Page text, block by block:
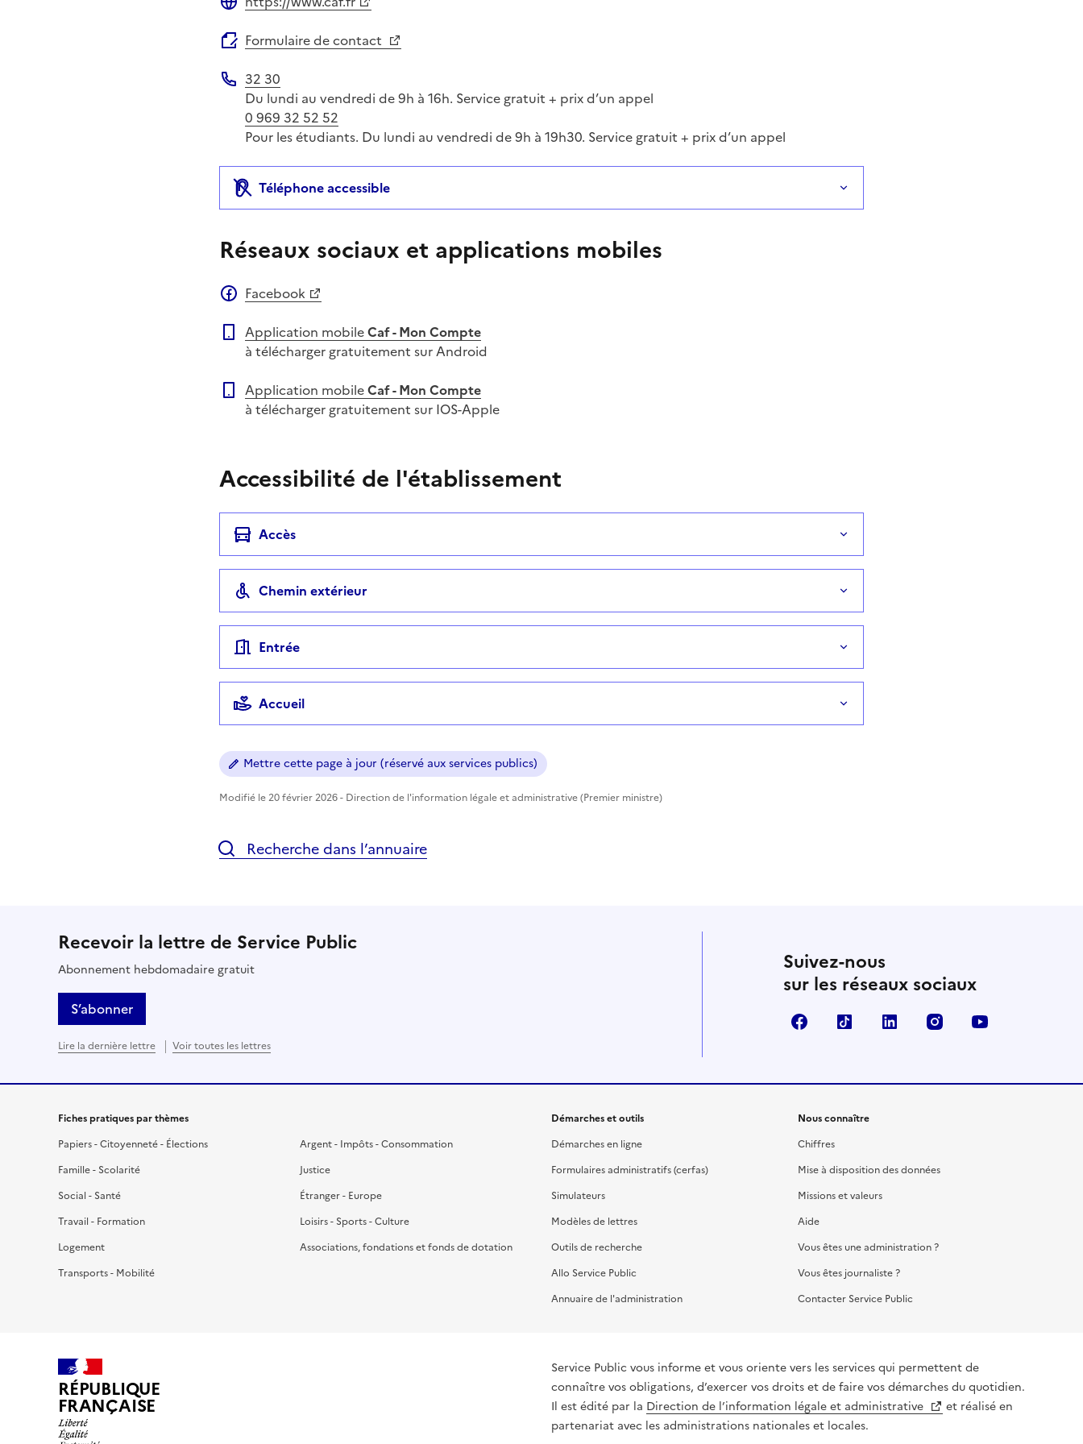
Formulaire de contact
Téléphone
32 30
Du lundi au vendredi de 9h à 16h. Service gratuit + prix d’un appel
0 969 32 52 52
Pour les étudiants. Du lundi au vendredi de 9h à 19h30. Service gratuit + prix d’un appel
Téléphone accessible
Réseaux sociaux et applications mobiles
Facebook
Application mobileCaf - Mon Compte
à télécharger gratuitement sur Android
Application mobileCaf - Mon Compte
à télécharger gratuitement sur IOS-Apple
Accessibilité de l'établissement
Accès
Chemin extérieur
Entrée
Accueil
Mettre cette page à jour (réservé aux services publics)
Modifié le 20 février 2026 - Direction de l'information légale et administrative (Premier ministre)
Recherche dans l’annuaire
Recevoir la lettre de Service Public
Abonnement hebdomadaire gratuit
S’abonner
Lire la dernière lettre Voir toutes les lettres
Suivez-nous
sur les réseaux sociaux
FacebookTikTok LinkedIn Instagram
Fiches pratiques par thèmes
Papiers - Citoyenneté - Élections
Famille - Scolarité
Social - Santé
Travail - Formation
Logement
Transports - Mobilité
Argent - Impôts - Consommation
Justice
Étranger - Europe
Loisirs - Sports - Culture
Associations, fondations et fonds de dotation
Démarches et outils
Démarches en ligne
Formulaires administratifs (cerfas)
Simulateurs
Modèles de lettres
Outils de recherche
Allo Service Public
Annuaire de l'administration
Nous connaître
Chiffres
Mise à disposition des données
Missions et valeurs
Aide
Vous êtes une administration ?
Vous êtes journaliste ?
Contacter Service Public
RÉPUBLIQUE
FRANÇAISE
Service Public vous informe et vous oriente vers les services qui permettent de
connaître vos obligations, d’exercer vos droits et de faire vos démarches du quotidien.
Il est édité par la Direction de l’information légale et administrative
et réalisé en
partenariat avec les administrations nationales et locales.